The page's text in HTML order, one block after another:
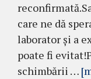
care ne dă
laborator și a
poate fi
schimbării …